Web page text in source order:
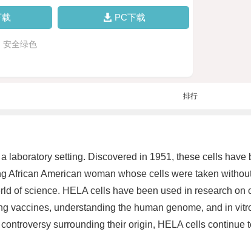
PC下载
安全绿色
排行
laboratory setting. Discovered in 1951, these cells have
American woman whose cells were taken
of science. HELA cells have been used in research on
vaccines, understanding the human genome, and in
surrounding their origin, HELA cells continue